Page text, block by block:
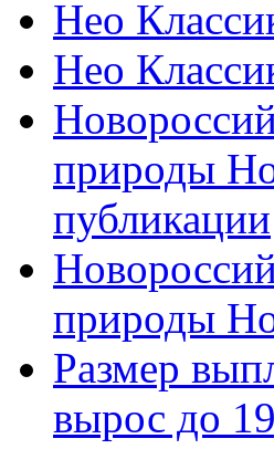
Нео
Нео
природы
публикации
природы
Размер
вырос до